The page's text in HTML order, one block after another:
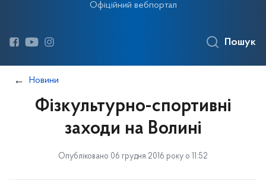
Офіційний вебпортал
Пошук
Новини
Фізкультурно-спортивні
заходи на Волині
Опубліковано 06 грудня 2016 року о 11:52